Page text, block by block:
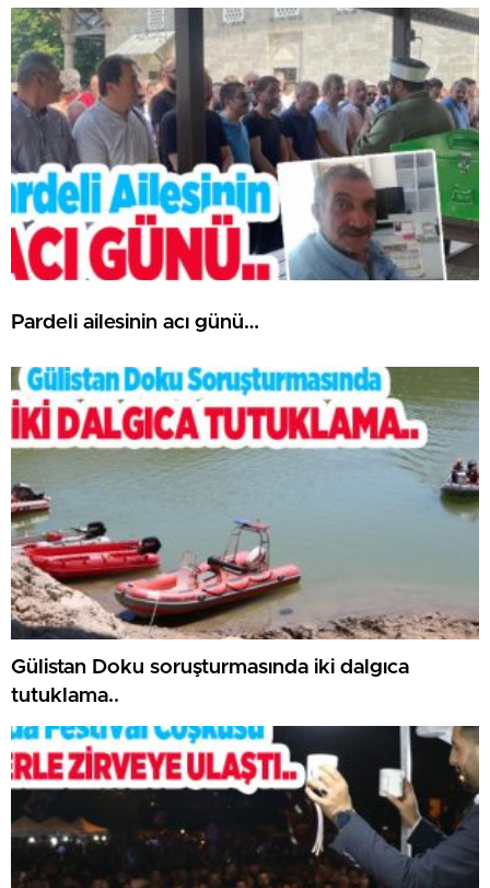
Pardeli ailesinin acı günü…
Gülistan Doku soruşturmasında iki dalgıca
tutuklama..